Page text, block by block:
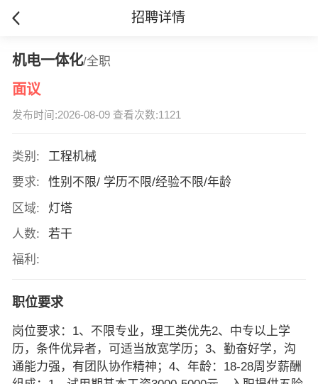
招聘详情
机电一体化/全职
面议
发布时间:2026-08-09 查看次数:1121
类别:
工程机械
要求:
性别不限/ 学历不限/经验不限/年龄
区域:
灯塔
人数:
若干
福利:
职位要求
岗位要求：1、不限专业，理工类优先2、中专以上学
历，条件优异者，可适当放宽学历；3、勤奋好学，沟
通能力强，有团队协作精神；4、年龄：18-28周岁薪酬